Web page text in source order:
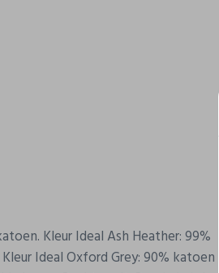
Kleur Ideal Ash Heather: 99%
Ideal Oxford Grey: 90% katoen